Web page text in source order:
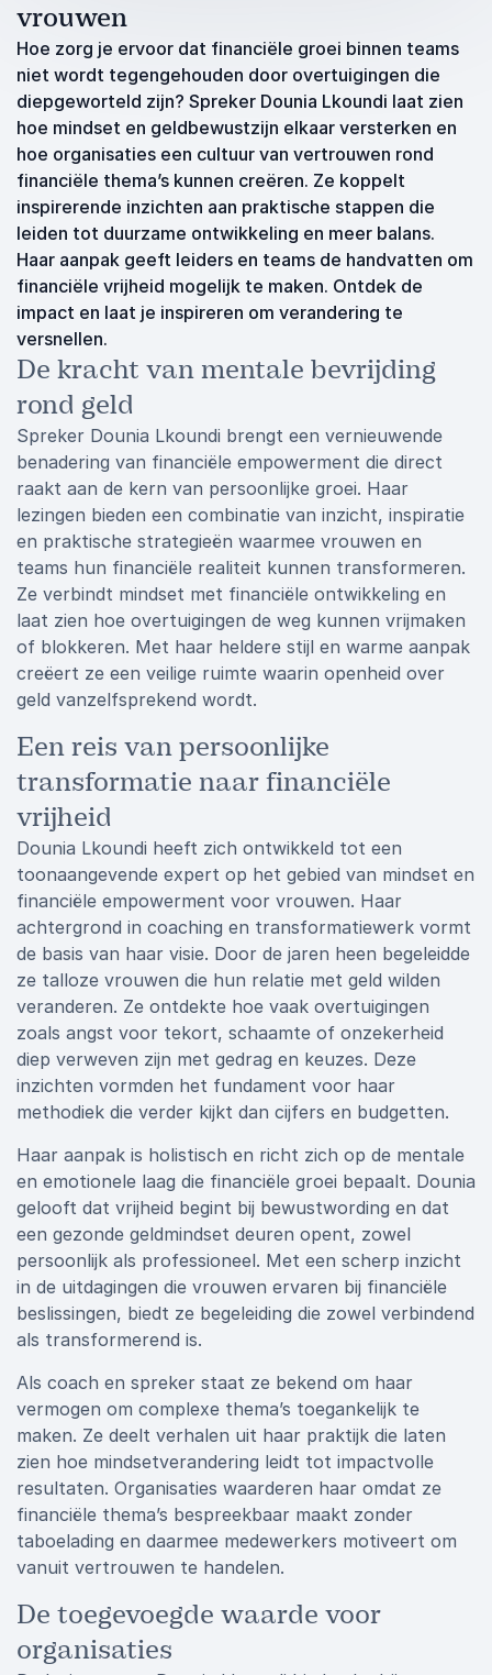
vrouwen
Hoe zorg je ervoor dat financiële groei binnen teams
niet wordt tegengehouden door overtuigingen die
diepgeworteld zijn? Spreker Dounia Lkoundi laat zien
hoe mindset en geldbewustzijn elkaar versterken en
hoe organisaties een cultuur van vertrouwen rond
financiële thema’s kunnen creëren. Ze koppelt
inspirerende inzichten aan praktische stappen die
leiden tot duurzame ontwikkeling en meer balans.
Haar aanpak geeft leiders en teams de handvatten om
financiële vrijheid mogelijk te maken. Ontdek de
impact en laat je inspireren om verandering te
versnellen.
De kracht van mentale bevrijding
rond geld
Spreker Dounia Lkoundi brengt een vernieuwende
benadering van financiële empowerment die direct
raakt aan de kern van persoonlijke groei. Haar
lezingen bieden een combinatie van inzicht, inspiratie
en praktische strategieën waarmee vrouwen en
teams hun financiële realiteit kunnen transformeren.
Ze verbindt mindset met financiële ontwikkeling en
laat zien hoe overtuigingen de weg kunnen vrijmaken
of blokkeren. Met haar heldere stijl en warme aanpak
creëert ze een veilige ruimte waarin openheid over
geld vanzelfsprekend wordt.
Een reis van persoonlijke
transformatie naar financiële
vrijheid
Dounia Lkoundi heeft zich ontwikkeld tot een
toonaangevende expert op het gebied van mindset en
financiële empowerment voor vrouwen. Haar
achtergrond in coaching en transformatiewerk vormt
de basis van haar visie. Door de jaren heen begeleidde
ze talloze vrouwen die hun relatie met geld wilden
veranderen. Ze ontdekte hoe vaak overtuigingen
zoals angst voor tekort, schaamte of onzekerheid
diep verweven zijn met gedrag en keuzes. Deze
inzichten vormden het fundament voor haar
methodiek die verder kijkt dan cijfers en budgetten.
Haar aanpak is holistisch en richt zich op de mentale
en emotionele laag die financiële groei bepaalt. Dounia
gelooft dat vrijheid begint bij bewustwording en dat
een gezonde geldmindset deuren opent, zowel
persoonlijk als professioneel. Met een scherp inzicht
in de uitdagingen die vrouwen ervaren bij financiële
beslissingen, biedt ze begeleiding die zowel verbindend
als transformerend is.
Als coach en spreker staat ze bekend om haar
vermogen om complexe thema’s toegankelijk te
maken. Ze deelt verhalen uit haar praktijk die laten
zien hoe mindsetverandering leidt tot impactvolle
resultaten. Organisaties waarderen haar omdat ze
financiële thema’s bespreekbaar maakt zonder
taboelading en daarmee medewerkers motiveert om
vanuit vertrouwen te handelen.
De toegevoegde waarde voor
organisaties